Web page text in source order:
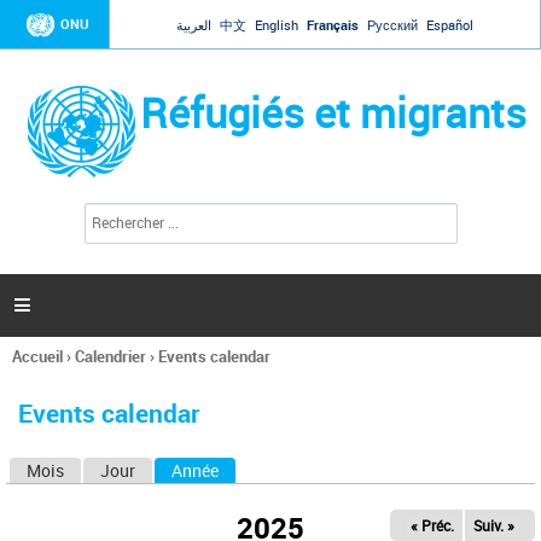
Jump to navigation
ONU العربية 中文 English Français Русский Español
Réfugiés et migrants
l
c
h
e

Vous
ici
Accueil›Calendrier› Events calendar
Events calendar
Mois Jour Année
2025 « Préc. Suiv. »